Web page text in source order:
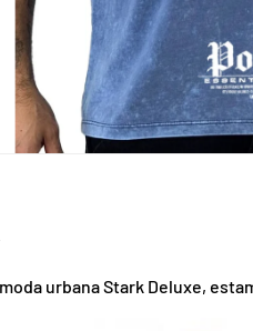
urbana Stark Deluxe,